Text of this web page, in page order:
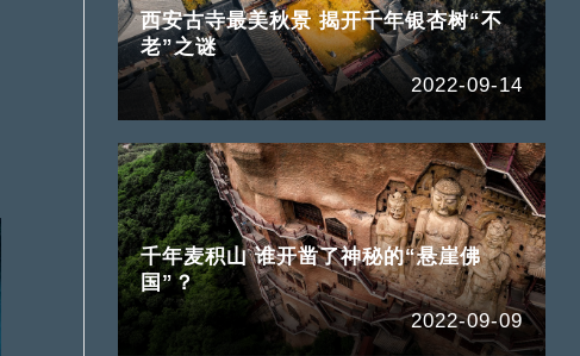
西安古寺最美秋景 揭开千年银杏树“不
老”之谜
2022-09-14
千年麦积山 谁开凿了神秘的“悬崖佛
国”？
2022-09-09